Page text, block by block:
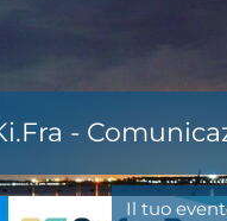
-
Il tuo